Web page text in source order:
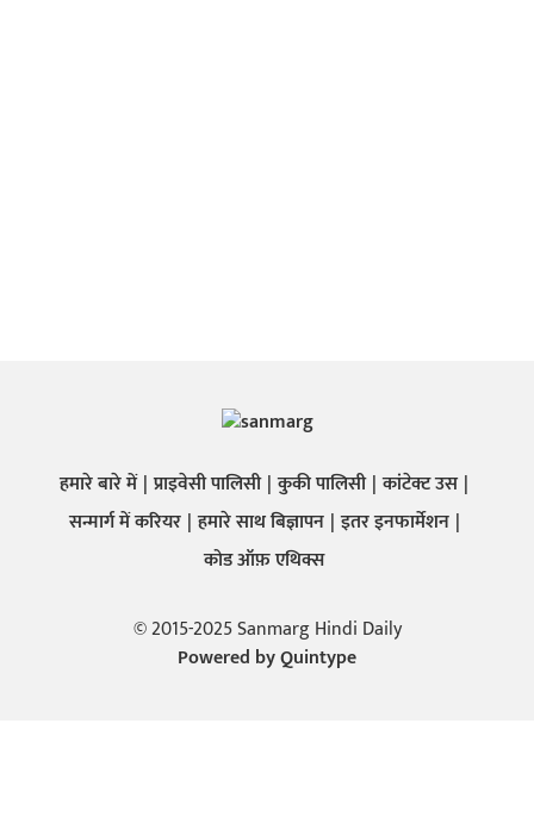
हमारे बारे में प्राइवेसी पालिसी कुकी पालिसी कांटेक्ट उस
सन्मार्ग में करियर हमारे साथ बिज्ञापन इतर इनफार्मेशन
कोड ऑफ़ एथिक्स
© 2015-2025 Sanmarg Hindi Daily
Powered byQuintype